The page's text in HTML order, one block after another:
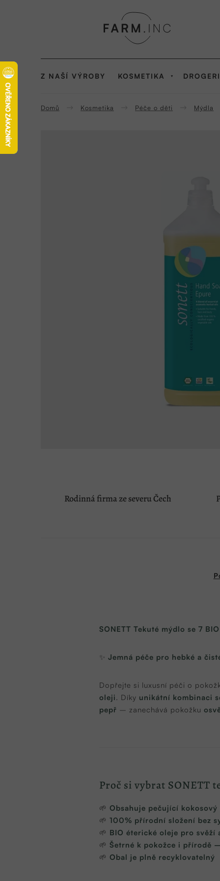
Z NAŠÍ VÝROBY KOSMETIKA
Domů Kosmetika Péče o děti Mýdla
Rodinná firma ze severu Čech
SONETT Tekuté mýdlo se 7
✨ Jemná péče pro hebké a
Dopřejte si luxusní péči o
oleji. Díky unikátní kombinaci
pepř – zanechává pokožku
Proč si vybrat SONETT
🌱 Obsahuje pečující
🌱 100% přírodní složení bez
🌱 BIO éterické oleje pro svěží
🌱 Šetrné k pokožce i přírodě
🌱 Obal je plně recyklovatelný